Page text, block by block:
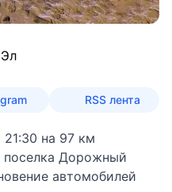
RSS лента
на 97 км
поселка Дорожный
автомобилей